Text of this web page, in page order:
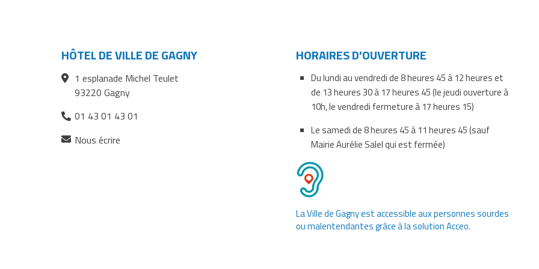
FacebookTwitter
HÔTEL DE VILLE DE GAGNY
1 esplanade Michel Teulet
93220 Gagny
01 43 01 43 01
Nous écrire
HORAIRES D'OUVERTURE
Du lundi au vendredi de 8 heures 45 à 12 heures et
de 13 heures 30 à 17 heures 45 (le jeudi ouverture à
10h, le vendredi fermeture à 17 heures 15)
Le samedi de 8 heures 45 à 11 heures 45 (sauf
Mairie Aurélie Salel qui est fermée)
La Ville de Gagny est accessible aux personnes sourdes
ou malentendantes grâce à la solution Acceo.